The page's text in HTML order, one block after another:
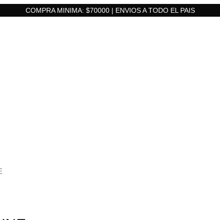
COMPRA MINIMA: $70000 | ENVIOS A TODO EL PAIS